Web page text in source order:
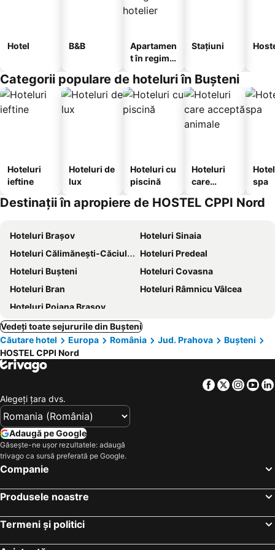
Hotel B&B
Apartamen
t în regim
Stațiuni
Categorii populare de hoteluri în Buşteni
Hoteluri
ieftine
Hoteluri de
lux
Hoteluri cu
piscină
Hoteluri
care
animale
spa
Destinații în apropiere de HOSTEL CPPI Nord
Hoteluri Brașov
Hoteluri Sinaia
Hoteluri Călimănești-Căciulata
Hoteluri Predeal
Hoteluri Buşteni
Hoteluri Covasna
Hoteluri Bran
Hoteluri Râmnicu Vâlcea
Hoteluri Poiana Braşov
Vedeți toate sejururile din Buşteni
Căutare hotel
Europa România Jud. Prahova
Buşteni
HOSTEL CPPI Nord
Facebook
Twitter
Alegeţi ţara dvs.
Adaugă pe Google
Găsește-ne ușor rezultatele: adaugă
trivago ca sursă preferată pe Google.
Companie
Produsele noastre
Termeni și politici